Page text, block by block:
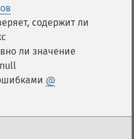
содержит ли
ли значение
@